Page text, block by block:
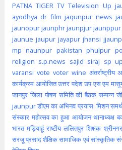
PATNA TIGER TV Television Up
ayodhya dr film jaqunpur news
jaunopurjaunphrjaunpjurjaunppur
jaunue jaupur jayapur jhansi
mp naunpur pakistan phulpur
religion s.p.news sajid siraj sp
varansi vote voter wine अंतर्राष्ट्रीय
कार्यक्रम आयोजित उत्तर पदेश उप एस एम
जानपुर जिला पोषण समिति की बैठक सम्पन्न
jaunpurडीएम का अभिनव प्रयास: मिशन
संस्कार महोत्सव का हुआ आयोजन थानाध्यक्ष
भारत मड़ियाहूं राष्टीय ललितपुर शिक्षक श्रीनगर
सरजू प्रसाद शैक्षिकसामाजिक एवं सांस्कृतिक